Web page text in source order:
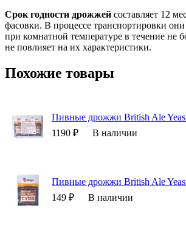
Срок годности дрожжей составляет 12
фасовки. В процессе транспортировки
при комнатной температуре в течение не
не повлияет на их характеристики.
Похожие товары
Пивные дрожжи British Ale
1190 ₽
В наличии
Пивные дрожжи British Ale
149 ₽
В наличии